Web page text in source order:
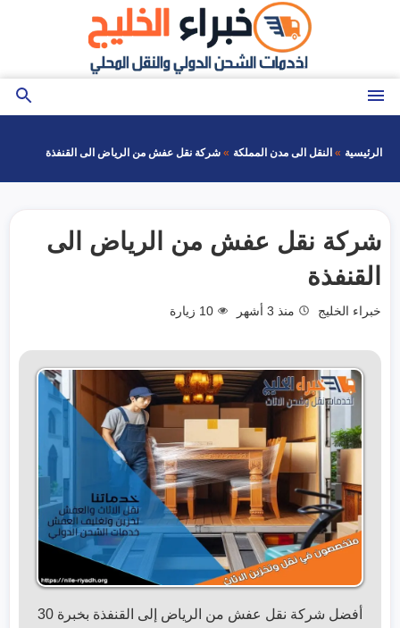
القائمة
بحث
الرئيسية النقل الى مدن المملكة شركة نقل عفش من الرياض الى القنفذة
شركة نقل عفش من الرياض الى
القنفذة
خبراء الخليج منذ 3 أشهر 10 زيارة
أفضل شركة نقل عفش من الرياض إلى القنفذة بخبرة 30